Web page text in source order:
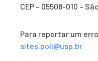
CEP – 05508-010 –
Para reportar um
sites.poli@usp.br